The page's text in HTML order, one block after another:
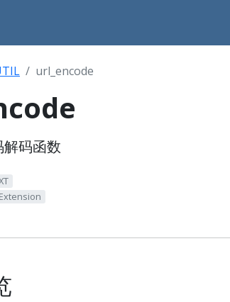
url_encode
解码函数
Extension